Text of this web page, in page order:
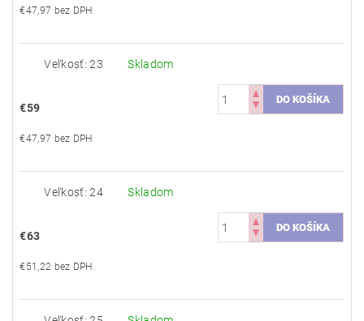
€47,97 bez DPH
Veľkosť: 23 Skladom
€59
€47,97 bez DPH
Veľkosť: 24 Skladom
€63
€51,22 bez DPH